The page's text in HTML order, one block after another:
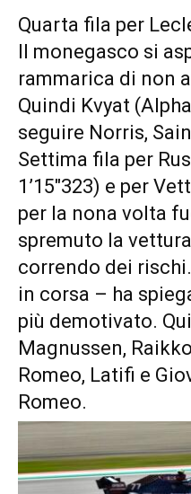
Quarta fila per
Il monegasco si
rammarica di non
Quindi Kvyat
seguire Norris,
Settima fila per
1’15″323) e per
per la nona volta
spremuto la
correndo dei
in corsa – ha
più demotivato.
Magnussen,
Romeo, Latifi e
Romeo.